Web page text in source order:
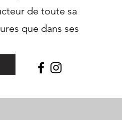
de toute sa
que dans ses